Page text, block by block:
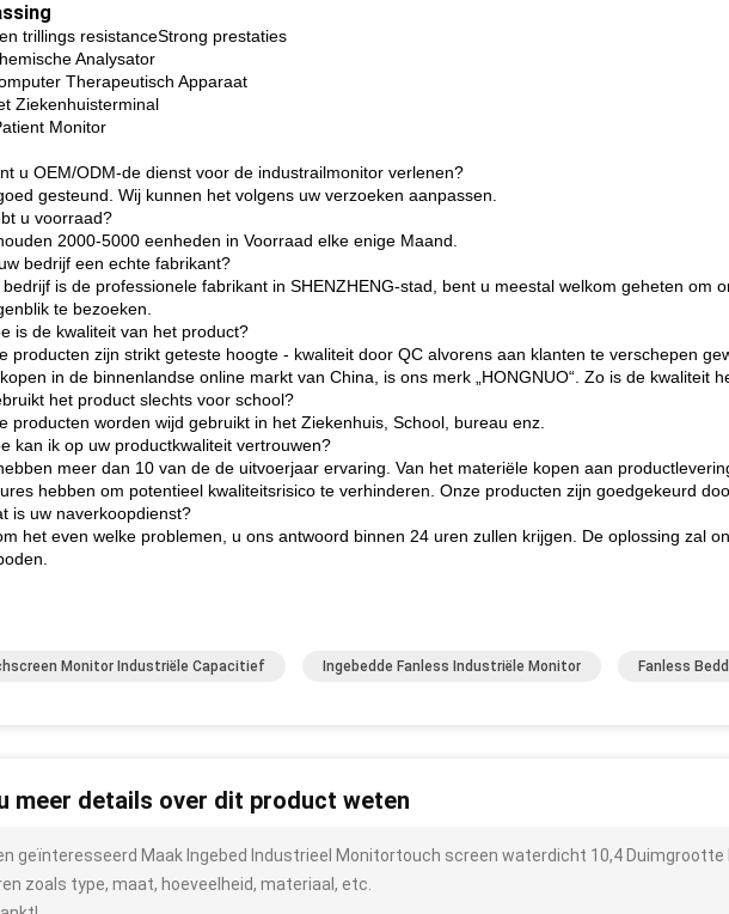
trillings resistanceStrong prestaties
Analysator
Therapeutisch Apparaat
Ziekenhuisterminal
Monitor
u OEM/ODM-de dienst voor de industrailmonitor verlenen?
gesteund. Wij kunnen het volgens uw verzoeken aanpassen.
u voorraad?
2000-5000 eenheden in Voorraad elke enige Maand.
bedrijf een echte fabrikant?
bedrijf is de professionele fabrikant in SHENZHENG-stad, bent u meestal welkom geheten om
te bezoeken.
is de kwaliteit van het product?
producten zijn strikt geteste hoogte - kwaliteit door QC alvorens aan klanten te verschepen
in de binnenlandse online markt van China, is ons merk „HONGNUO“. Zo is de kwaliteit
het product slechts voor school?
producten worden wijd gebruikt in het Ziekenhuis, School, bureau enz.
kan ik op uw productkwaliteit vertrouwen?
meer dan 10 van de de uitvoerjaar ervaring. Van het materiële kopen aan
hebben om potentieel kwaliteitsrisico te verhinderen. Onze producten zijn goedgekeurd
is uw naverkoopdienst?
het even welke problemen, u ons antwoord binnen 24 uren zullen krijgen. De oplossing zal
Monitor Industriële Capacitief Ingebedde Fanless Industriële Monitor Fanless
meer details over dit product weten
geïnteresseerd Maak Ingebed Industrieel Monitortouch screen waterdicht 10,4 Duimgrootte
zoals type, maat, hoeveelheid, materiaal, etc.